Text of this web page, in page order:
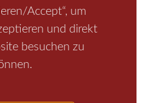
Accept“, um
und direkt
besuchen zu
/ Unterkunft / Aktivitäten
/ Impressum